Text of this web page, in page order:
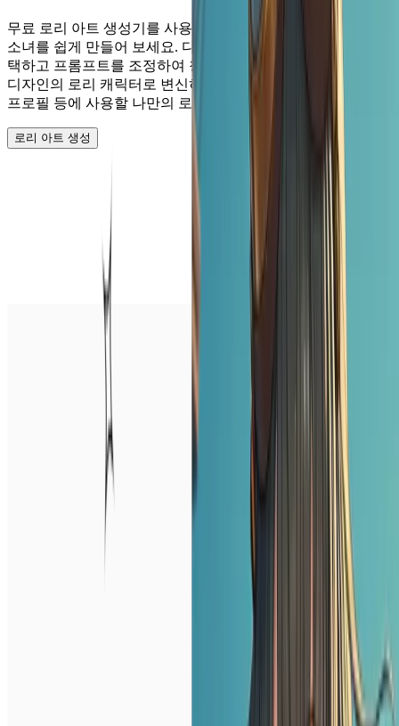
무료 로리 아트 생성기를 사용하여 독특하고 사랑스러운 로리
소녀를 쉽게 만들어 보세요. 다양한 예술적 스타일 중에서 선
택하고 프롬프트를 조정하여 창의적인 아이디어가 아름다운
디자인의 로리 캐릭터로 변신하는 과정을 지켜보세요. 만화,
프로필 등에 사용할 나만의 로리 아트워크를 받아보세요!
로리 아트 생성